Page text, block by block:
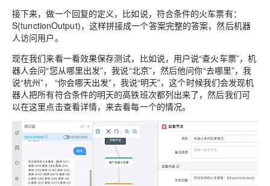
接下来，做一个回复的定义，比如说，符合条件的火车票有：
S(tunctionOutput)，这样拼接成一个答案完整的答案，然后机器
人访问用户。
现在我们来看一看效果保存测试，比如说，用户说“查火车票”，机
器人会问“您从哪里出发”，我说“北京”，然后他问你“去哪里”，我
说“杭州”， “你会哪天出发”，我说“明天”，这个时候我们会发现机
器人把所有符合条件的明天的高铁班次都列出来了，然后我们可
以在这里点击查看详情，来去看每一个的情况。